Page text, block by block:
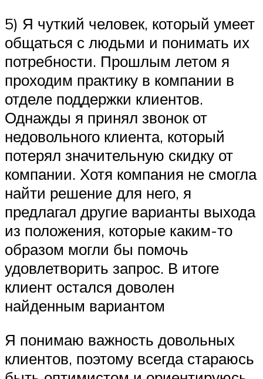
5) Я чуткий человек, который умеет
общаться с людьми и понимать их
потребности. Прошлым летом я
проходим практику в компании в
отделе поддержки клиентов.
Однажды я принял звонок от
недовольного клиента, который
потерял значительную скидку от
компании. Хотя компания не смогла
найти решение для него, я
предлагал другие варианты выхода
из положения, которые каким-то
образом могли бы помочь
удовлетворить запрос. В итоге
клиент остался доволен
найденным вариантом
Я понимаю важность довольных
клиентов, поэтому всегда стараюсь